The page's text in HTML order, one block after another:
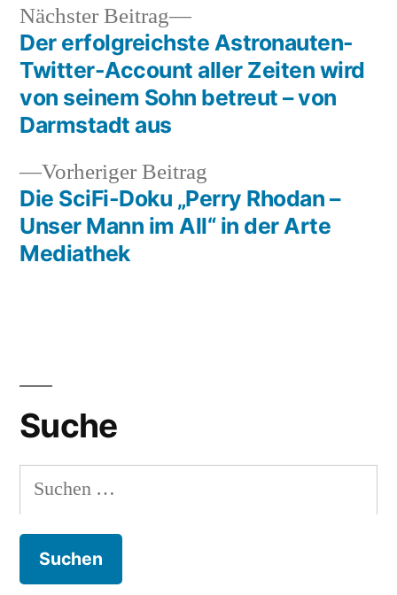
Beitragsnavigation
Vorheriger Beitrag
Beitrag:
Die SciFi-Doku „Perry Rhodan –
Unser Mann im All“ in der Arte
Mediathek
Nächster Beitrag
Nächster
Beitrag:
Der erfolgreichste Astronauten-
Twitter-Account aller Zeiten wird
von seinem Sohn betreut – von
Darmstadt aus
Suche
Suchen
nach: